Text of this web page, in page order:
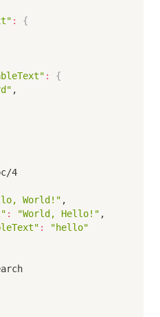
:
{
:
{
,
World!" ,
: "World, Hello!" ,
:
"hello"